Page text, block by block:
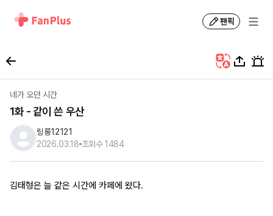
팬픽
네가 오던 시간
1화 - 같이 쓴 우산
링롱12121
2026.03.18 조회수 1484
김태형은 늘 같은 시간에 카페에 왔다.